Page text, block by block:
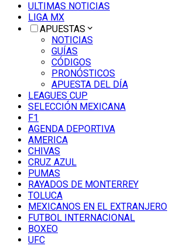
ULTIMAS NOTICIAS
LIGA MX
APUESTAS
NOTICIAS
GUÍAS
CÓDIGOS
PRONÓSTICOS
APUESTA DEL DÍA
LEAGUES CUP
SELECCIÓN MEXICANA
F1
AGENDA DEPORTIVA
AMERICA
CHIVAS
CRUZ AZUL
PUMAS
RAYADOS DE MONTERREY
TOLUCA
MEXICANOS EN EL EXTRANJERO
FUTBOL INTERNACIONAL
BOXEO
UFC